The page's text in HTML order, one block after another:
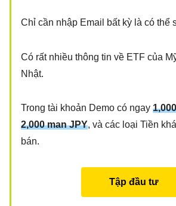
Chỉ cần nhập Email bất kỳ là có thể
Có rất nhiều thông tin về ETF của
Nhật.
Trong tài khoản Demo có ngay
2,000 man JPY, và các loại Tiền
bán.
Tập đầu tư